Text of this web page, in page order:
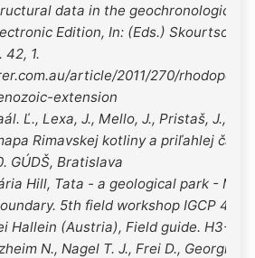
data in the geochronological
Edition, In: (Eds.) Skourtsos
42, 1.
article/2011/270/rhodope-
extension
Ľ., Lexa, J., Mello, J., Pristaš, J.,
Rimavskej kotliny a priľahlej časti
GÚDŠ, Bratislava
Hill, Tata - a geological park -
5th field workshop IGCP 458
Hallein (Austria), Field guide. H3-H9.
N., Nagel T. J., Frei D., Georgiev